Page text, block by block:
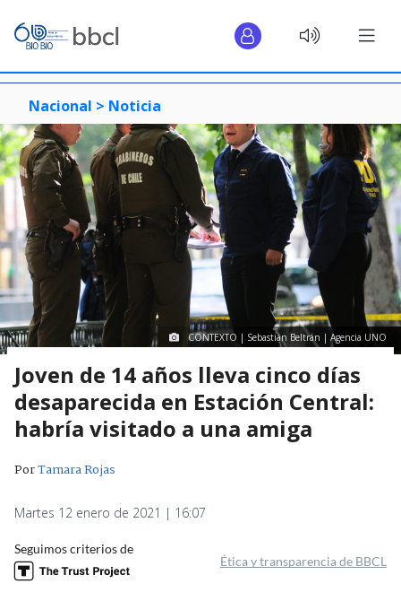
Nacional > Noticia
CONTEXTO | Sebastián Beltrán | Agencia UNO
Joven de 14 años lleva cinco días
desaparecida en Estación Central:
habría visitado a una amiga
PorTamara Rojas
Martes 12 enero de 2021 | 16:07
Seguimos criterios de
Ética y transparencia de BBCL